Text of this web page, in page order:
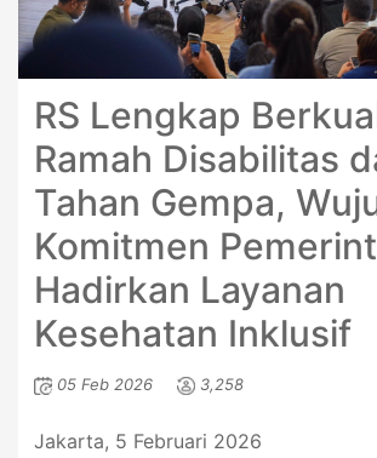
RS Lengkap
Ramah Disabilitas
Tahan Gempa,
Komitmen
Hadirkan Layanan
Kesehatan Inklusif
05 Feb 2026 3,258
Jakarta, 5 Februari 2026